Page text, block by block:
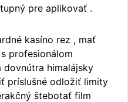
pre aplikovať .
kasíno rez , mať
profesionálom
himalájsky
príslušné odložiť limity
štebotať film